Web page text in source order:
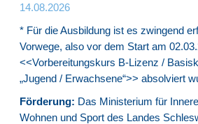
14.08.2026
* Für die Ausbildung ist es zwingend
Vorwege, also vor dem Start am
<<Vorbereitungskurs B-Lizenz /
„Jugend / Erwachsene“>> absolviert
Förderung: Das Ministerium für
Wohnen und Sport des Landes